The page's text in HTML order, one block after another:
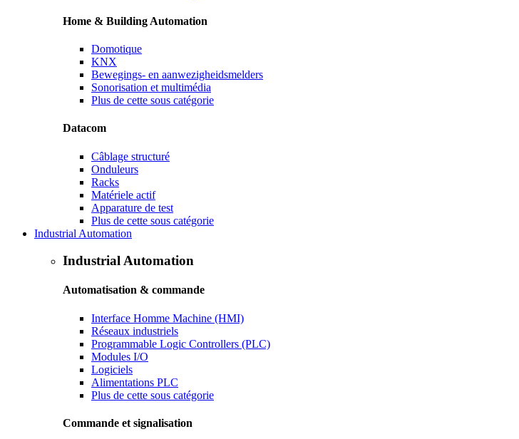
Home & Building Automation
Domotique
KNX
Bewegings- en aanwezigheidsmelders
Sonorisation et multimédia
Plus de cette sous catégorie
Datacom
Câblage structuré
Onduleurs
Racks
Matériele actif
Apparature de test
Plus de cette sous catégorie
Industrial Automation
Industrial Automation
Automatisation & commande
Interface Homme Machine (HMI)
Réseaux industriels
Programmable Logic Controllers (PLC)
Modules I/O
Logiciels
Alimentations PLC
Plus de cette sous catégorie
Commande et signalisation